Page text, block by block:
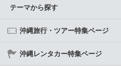
テーマから探す
沖縄旅行・ツアー特集ページ
沖縄レンタカー特集ページ